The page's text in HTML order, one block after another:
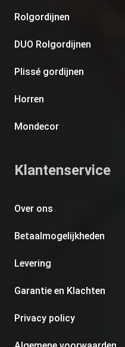
Rolgordijnen
DUO Rolgordijnen
Plissé gordijnen
Horren
Mondecor
Klantenservice
Over ons
Betaalmogelijkheden
Levering
Garantie en Klachten
Privacy policy